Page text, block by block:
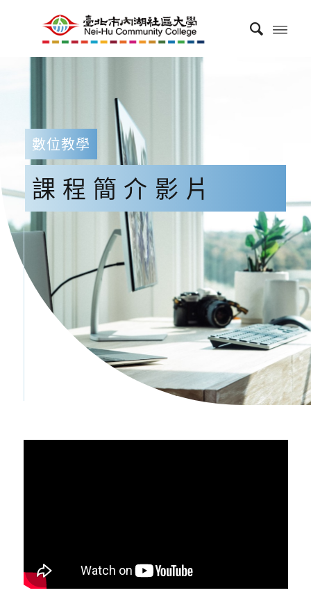
數位教學
課程簡介影片